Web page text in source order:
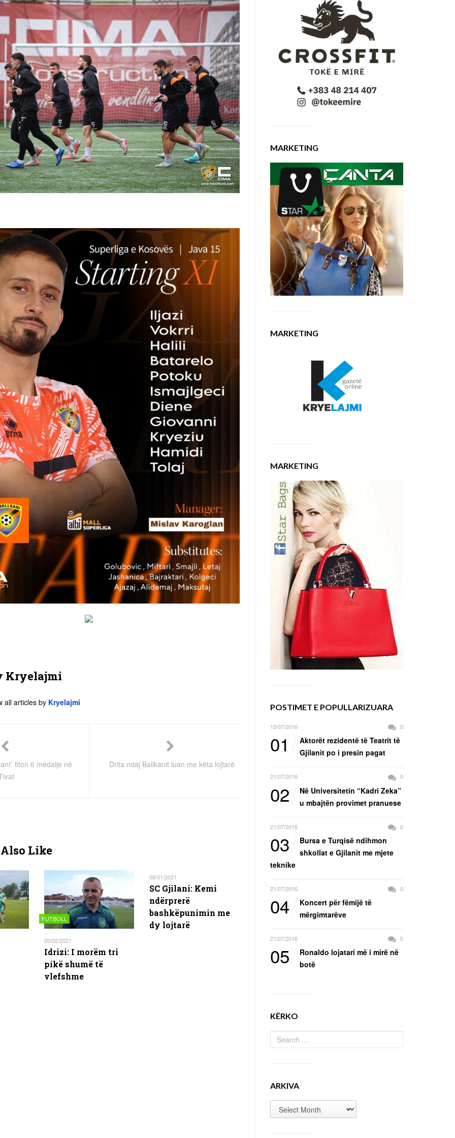
Kryelajmi
all articles by Kryelajmi
fiton 6 medalje në
Drita ndaj Ballkanit luan me këta lojtarë
Like
FUTBOLL
20/02/2021
Idrizi: I morëm tri
pikë shumë të
vlefshme
08/01/2021
SC Gjilani: Kemi
ndërprerë
bashkëpunimin me
dy lojtarë
MARKETING
MARKETING
MARKETING
POSTIMET E POPULLARIZUARA
15/07/2016 0
01
Aktorët rezidentë të Teatrit të
Gjilanit po i presin pagat
21/07/2016 0
02
Në Universitetin “Kadri Zeka”
u mbajtën provimet pranuese
21/07/2016 0
03
Bursa e Turqisë ndihmon
shkollat e Gjilanit me mjete
teknike
21/07/2016 0
04
Koncert për fëmijë të
mërgimtarëve
21/07/2016 0
05
Ronaldo lojatari më i mirë në
botë
KËRKO
ARKIVA